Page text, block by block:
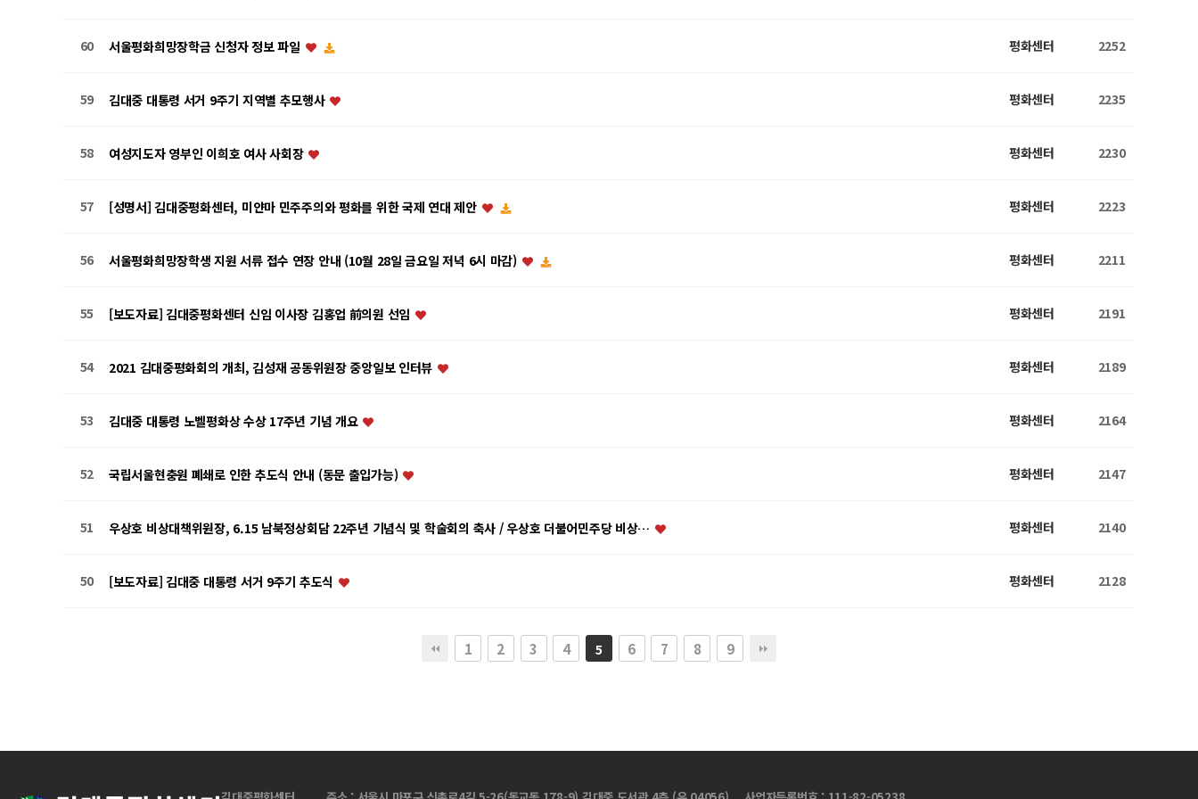
60 서울평화희망장학금 신청자 정보 파일 평화센터 2252
59 김대중 대통령 서거 9주기 지역별 추모행사 평화센터 2235
58 여성지도자 영부인 이희호 여사 사회장 평화센터 2230
57 [성명서] 김대중평화센터, 미얀마 민주주의와 평화를 위한 국제 연대 제안 평화센터 2223
56 서울평화희망장학생 지원 서류 접수 연장 안내 (10월 28일 금요일 저녁 6시 마감) 평화센터 2211
55 [보도자료] 김대중평화센터 신임 이사장 김홍업 前의원 선임 평화센터 2191
54 2021 김대중평화회의 개최, 김성재 공동위원장 중앙일보 인터뷰 평화센터 2189
53 김대중 대통령 노벨평화상 수상 17주년 기념 개요 평화센터 2164
52 국립서울현충원 폐쇄로 인한 추도식 안내 (동문 출입가능) 평화센터 2147
51 우상호 비상대책위원장, 6.15 남북정상회담 22주년 기념식 및 학술회의 축사 / 우상호 더불어민주당 비상… 평화센터 2140
50 [보도자료] 김대중 대통령 서거 9주기 추도식 평화센터 2128
1 2 3 4 5 6 7 8 9